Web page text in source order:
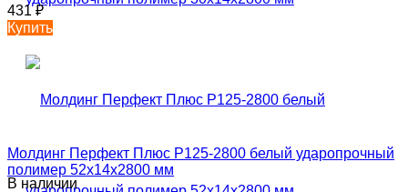
431₽
Купить
Молдинг Перфект Плюс P125-2800 белый ударопрочный
полимер 52х14х2800 мм
В наличии